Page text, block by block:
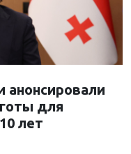
анонсировали
для
лет